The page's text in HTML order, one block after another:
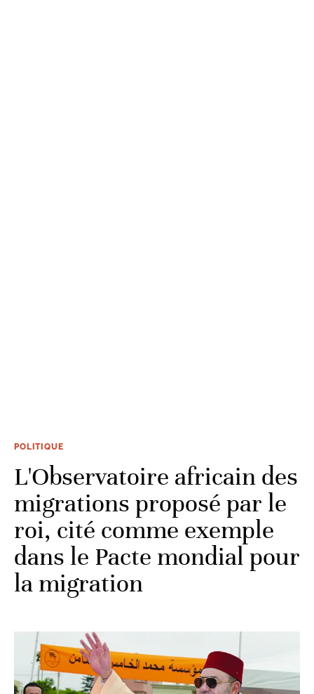
POLITIQUE
L'Observatoire africain des
migrations proposé par le
roi, cité comme exemple
dans le Pacte mondial pour
la migration